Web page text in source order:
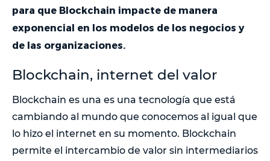
para que Blockchain impacte de manera
exponencial en los modelos de los negocios y
de las organizaciones.
Blockchain, internet del valor
Blockchain es una es una tecnología que está
cambiando al mundo que conocemos al igual que
lo hizo el internet en su momento. Blockchain
permite el intercambio de valor sin intermediarios